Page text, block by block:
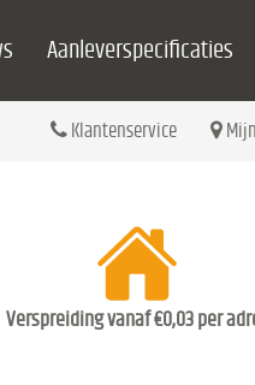
Aanleverspecificaties
Klantenservice
Verspreiding vanaf €0,03 per